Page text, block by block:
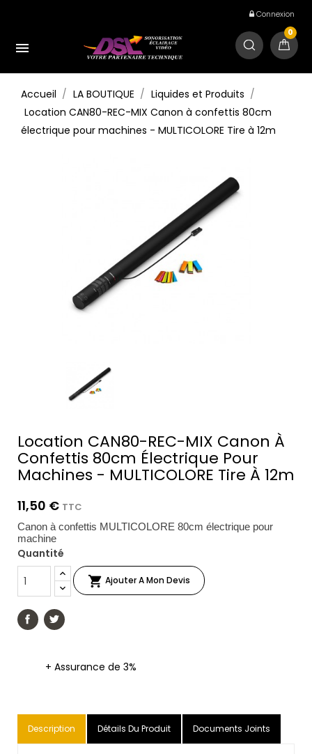
Connexion

0
Accueil LA BOUTIQUE
Liquides et Produits
Location CAN80-REC-MIX Canon à confettis 80cm
électrique pour machines - MULTICOLORE Tire à 12m
Location CAN80-REC-MIX Canon À
Confettis 80cm Électrique Pour
Machines - MULTICOLORE Tire À 12m
11,50 € TTC
Canon à confettis MULTICOLORE 80cm électrique pour
machine
Quantité
 Ajouter A Mon Devis
+ Assurance de 3%
Description Détails Du Produit Documents Joints